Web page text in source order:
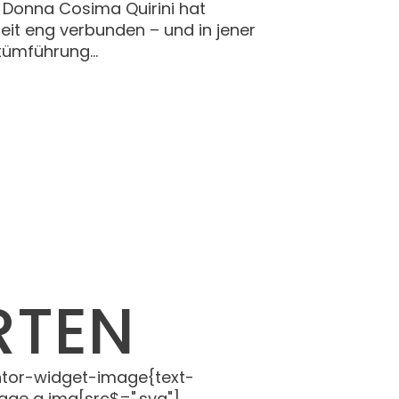
Cosima Quirini hat
eng verbunden – und in jener
widget-image{text-